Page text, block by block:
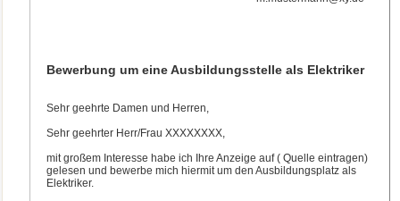
Bewerbung um eine Ausbildungsstelle als Elektriker
Sehr geehrte Damen und Herren,
Sehr geehrter Herr/Frau XXXXXXXX,
mit großem Interesse habe ich Ihre Anzeige auf ( Quelle eintragen)
gelesen und bewerbe mich hiermit um den Ausbildungsplatz als
Elektriker.